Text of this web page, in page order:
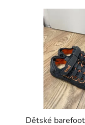
Dětské